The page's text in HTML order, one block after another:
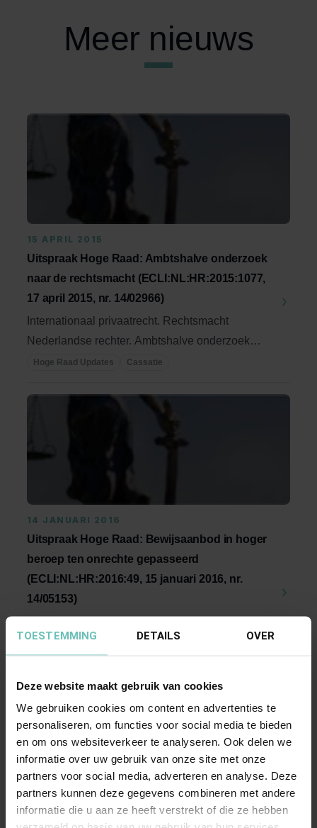
TOESTEMMING DETAILS OVER
Deze website maakt gebruik van cookies
We gebruiken cookies om content en advertenties te
personaliseren, om functies voor social media te bieden
en om ons websiteverkeer te analyseren. Ook delen we
informatie over uw gebruik van onze site met onze
partners voor social media, adverteren en analyse. Deze
partners kunnen deze gegevens combineren met andere
informatie die u aan ze heeft verstrekt of die ze hebben
Meer nieuws
15 APRIL 2015
Uitspraak Hoge Raad: Ambtshalve onderzoek
naar de rechtsmacht (ECLI:NL:HR:2015:1077,
17 april 2015, nr. 14/02966)
Internationaal privaatrecht. Rechtsmacht
Nederlandse rechter. Ambtshalve onderzoek
naar de ...
Hoge Raad Updates Cassatie
14 JANUARI 2016
Uitspraak Hoge Raad: Bewijsaanbod in hoger
beroep ten onrechte gepasseerd
(ECLI:NL:HR:2016:49, 15 januari 2016, nr.
14/05153)
onrechte gepasseerd; art. 166 Rv (HR 9 juli
06 OKTOBER 2015